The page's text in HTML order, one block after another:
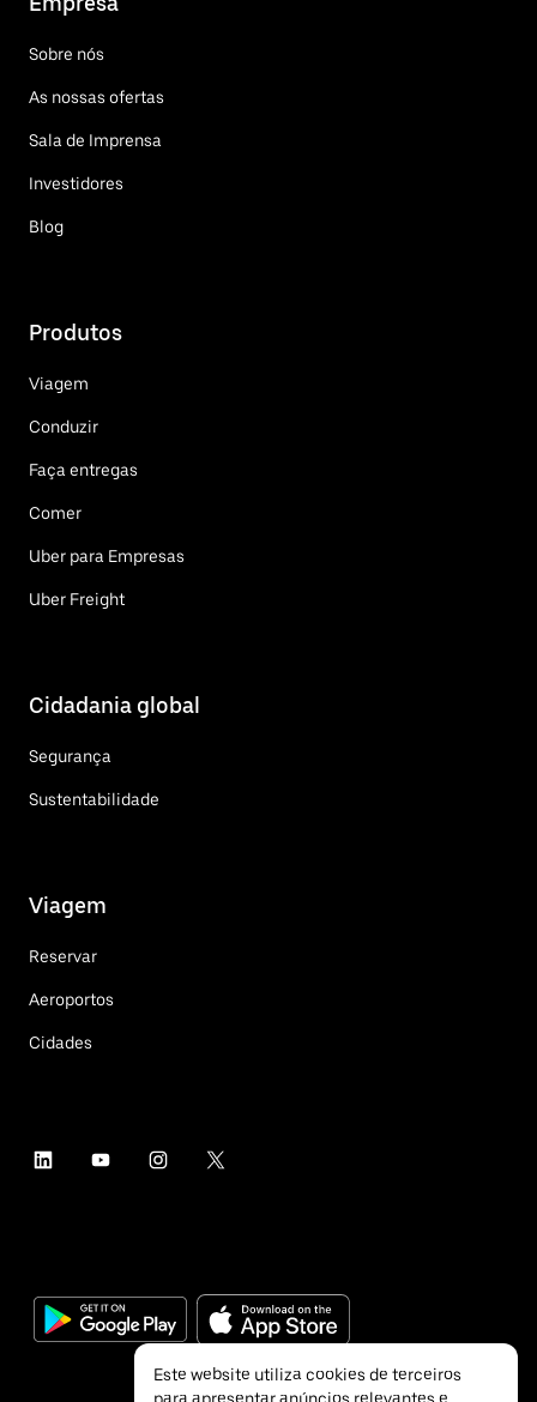
Sobre nós
As nossas ofertas
Sala de Imprensa
Investidores
Blog
Produtos
Viagem
Conduzir
Faça entregas
Comer
Uber para Empresas
Uber Freight
Cidadania global
Segurança
Sustentabilidade
Viagem
Reservar
Aeroportos
Cidades
Este website utiliza cookies de terceiros